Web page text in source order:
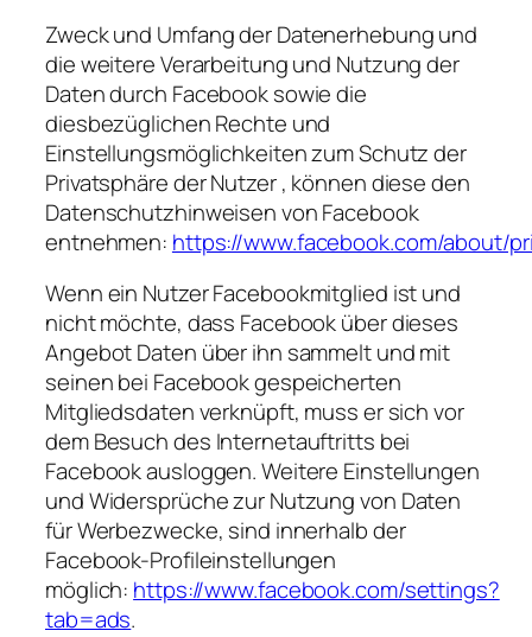
Zweck und Umfang der Datenerhebung und
die weitere Verarbeitung und Nutzung der
Daten durch Facebook sowie die
diesbezüglichen Rechte und
Einstellungsmöglichkeiten zum Schutz der
Privatsphäre der Nutzer , können diese den
Datenschutzhinweisen von Facebook
entnehmen: https://www.facebook.com/about/
Wenn ein Nutzer Facebookmitglied ist und
nicht möchte, dass Facebook über dieses
Angebot Daten über ihn sammelt und mit
seinen bei Facebook gespeicherten
Mitgliedsdaten verknüpft, muss er sich vor
dem Besuch des Internetauftritts bei
Facebook ausloggen. Weitere Einstellungen
und Widersprüche zur Nutzung von Daten
für Werbezwecke, sind innerhalb der
Facebook-Profileinstellungen
möglich: https://www.facebook.com/settings?
tab=ads.